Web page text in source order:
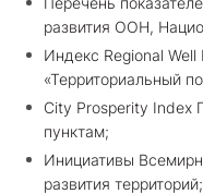
развития ООН,
Индекс Regional
«Территориальный
City Prosperity
пунктам;
Инициативы
развития территорий;